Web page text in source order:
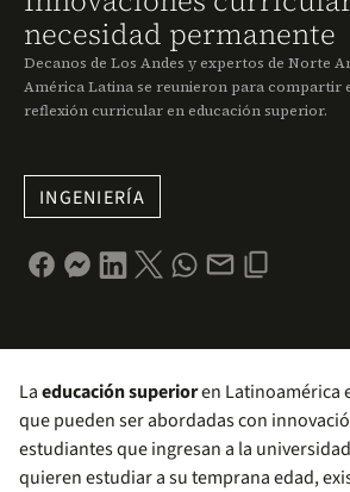
necesidad permanente
Decanos de Los Andes y expertos de Norte
América Latina se reunieron para compartir
reflexión curricular en educación superior.
INGENIERÍA
Laeducación superioren Latinoamérica
que pueden ser abordadas con
estudiantes que ingresan a la
quieren estudiar a su temprana edad,